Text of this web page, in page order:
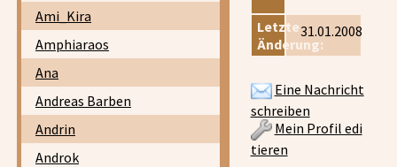
Ami_Kira
Amphiaraos
Ana
Andreas Barben
Andrin
Androk
Letzte
Änderung:
31.01.2008
Eine Nachricht
schreiben
Mein Profil edi
tieren